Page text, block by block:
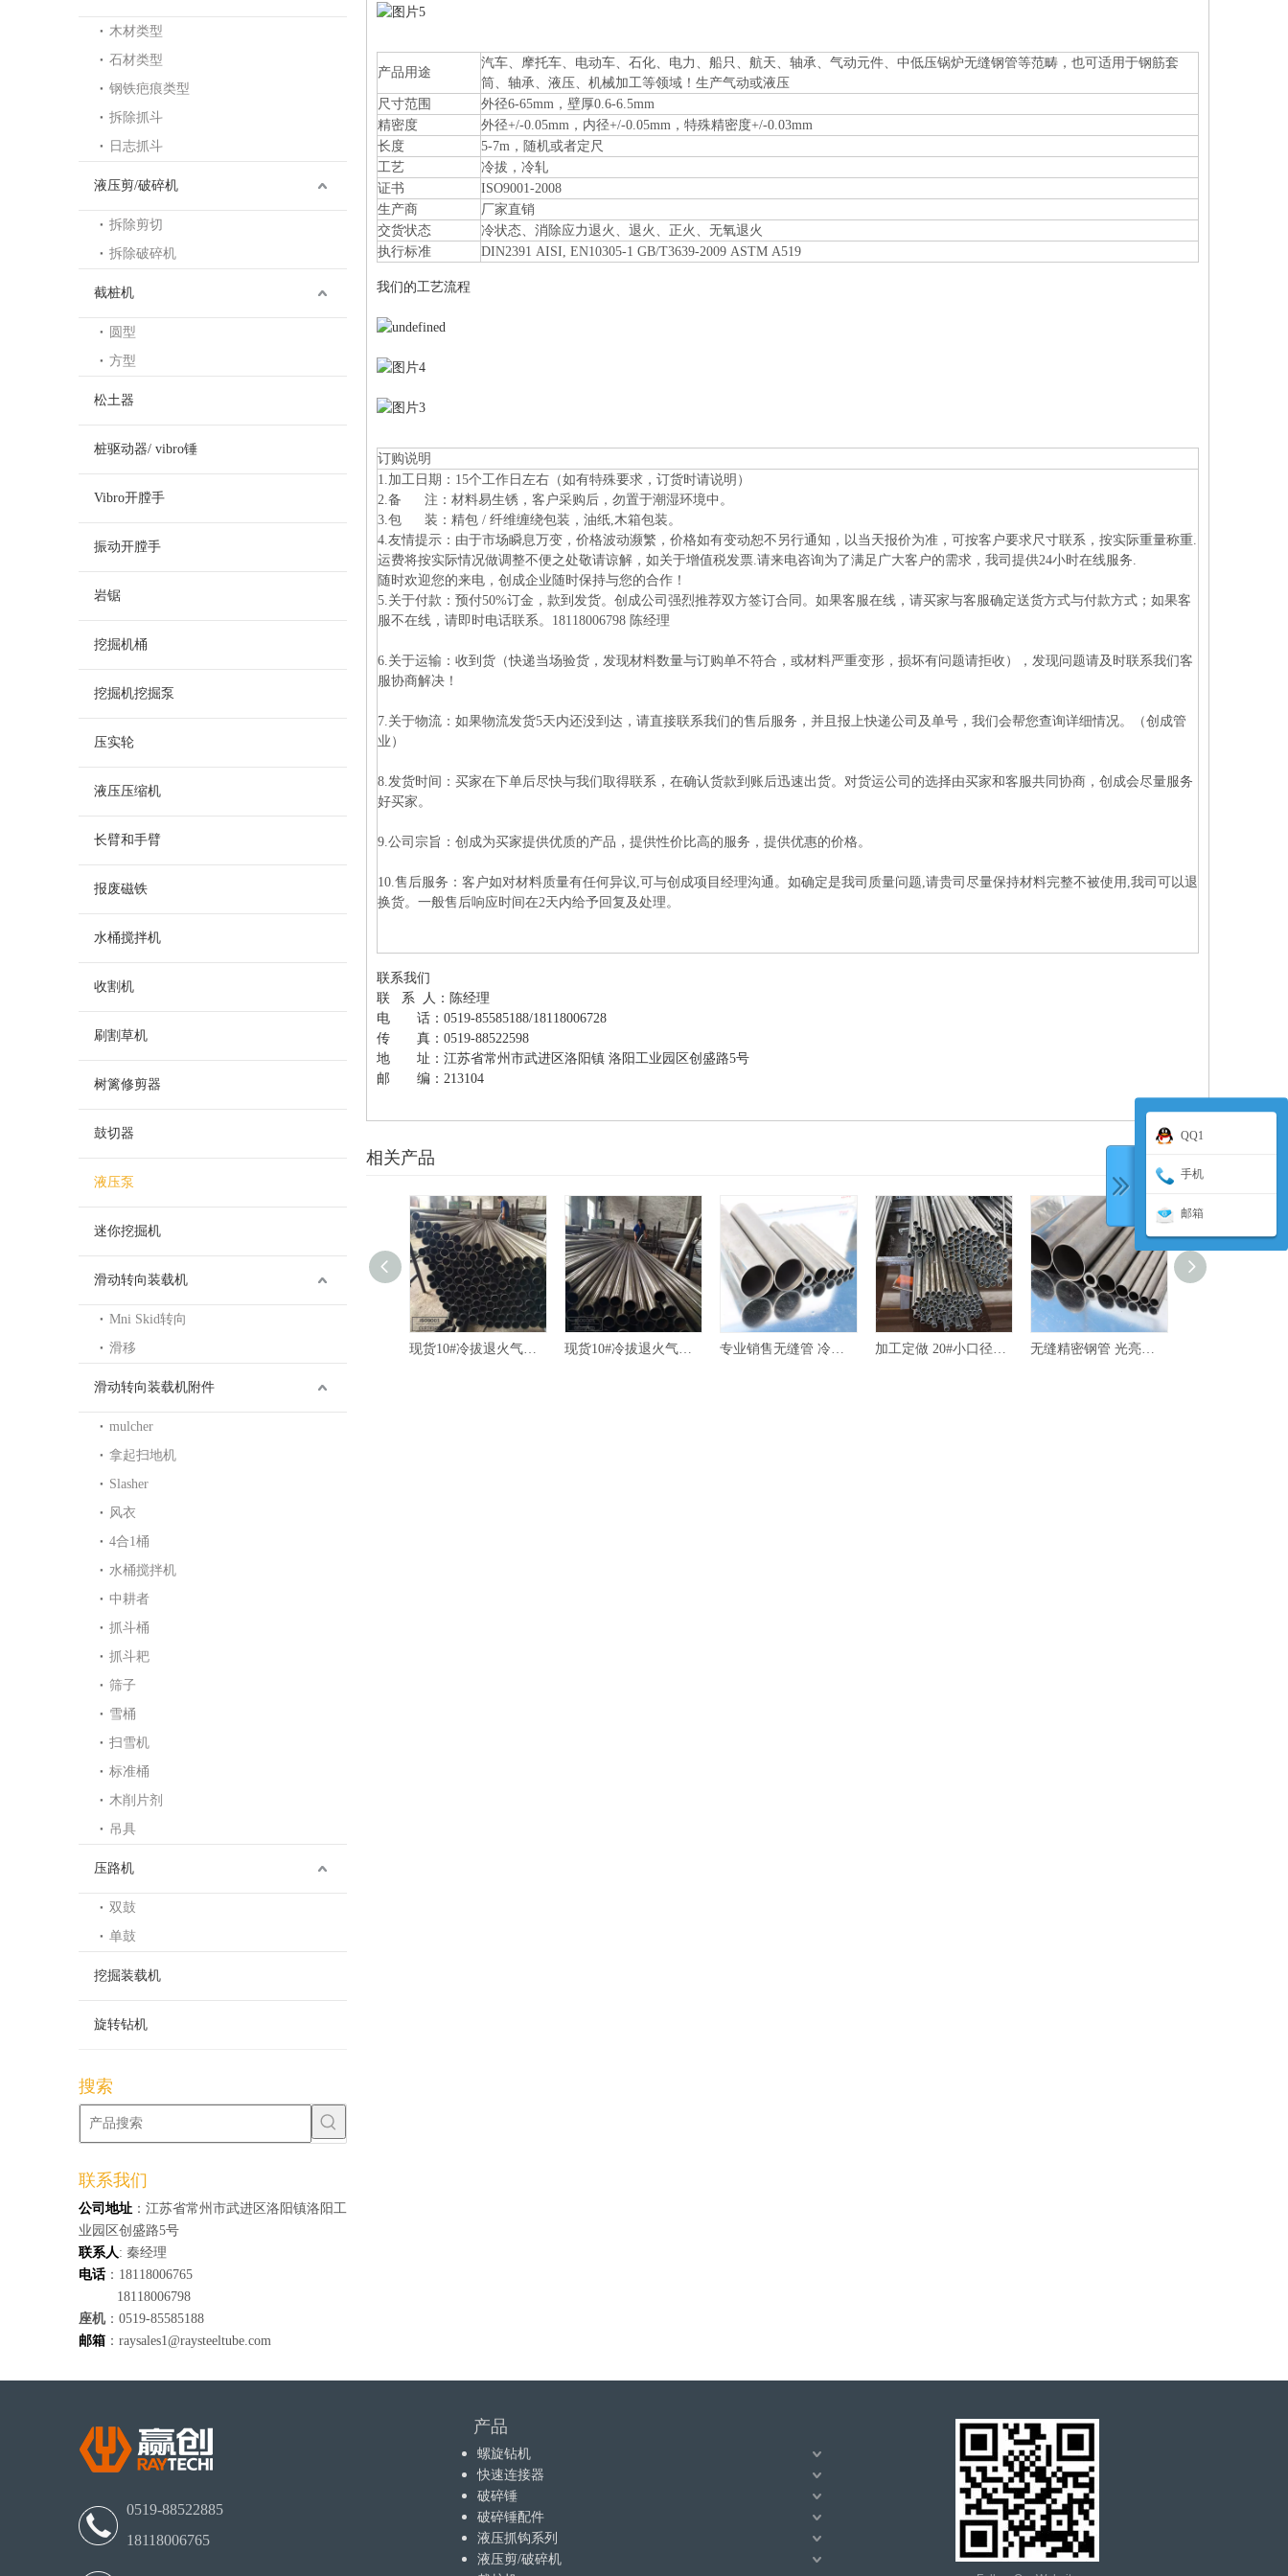
木材类型
石材类型
钢铁疤痕类型
拆除抓斗
日志抓斗
液压剪/破碎机
拆除剪切
拆除破碎机
截桩机
圆型
方型
松土器
桩驱动器/ vibro锤
Vibro开膛手
振动开膛手
岩锯
挖掘机桶
挖掘机挖掘泵
压实轮
液压压缩机
长臂和手臂
报废磁铁
水桶搅拌机
收割机
刷割草机
树篱修剪器
鼓切器
液压泵
迷你挖掘机
滑动转向装载机
Mni Skid转向
滑移
滑动转向装载机附件
mulcher
拿起扫地机
Slasher
风衣
4合1桶
水桶搅拌机
中耕者
抓斗桶
抓斗耙
筛子
雪桶
扫雪机
标准桶
木削片剂
吊具
压路机
双鼓
单鼓
挖掘装载机
旋转钻机
搜索
联系我们
公司地址 ：江苏省常州市武进区洛阳镇洛阳工
业园区创盛路5号
联系人: 秦经理
电话：18118006765
18118006798
座机：0519-85585188
邮箱 ：raysales1@raysteeltube.com
产品用途
汽车、摩托车、电动车、石化、电力、船只、航天、轴承、气动元件、中低压锅炉无缝钢管等范畴，也可适用于钢筋套
筒、轴承、液压、机械加工等领域！生产气动或液压
尺寸范围
外径6-65mm，壁厚0.6-6.5mm
精密度
外径+/-0.05mm，内径+/-0.05mm，特殊精密度+/-0.03mm
长度
5-7m，随机或者定尺
工艺
冷拔，冷轧
证书
ISO9001-2008
生产商
厂家直销
交货状态
冷状态、消除应力退火、退火、正火、无氧退火
执行标准
DIN2391 AISI, EN10305-1 GB/T3639-2009 ASTM A519
我们的工艺流程
订购说明
1.加工日期：15个工作日左右（如有特殊要求，订货时请说明）
2.备 注：材料易生锈，客户采购后，勿置于潮湿环境中。
3.包 装：精包 / 纤维缠绕包装，油纸,木箱包装。
4.友情提示：由于市场瞬息万变，价格波动濒繁，价格如有变动恕不另行通知，以当天报价为准，可按客户要求尺寸联系，按实际重量称重.
运费将按实际情况做调整不便之处敬请谅解，如关于增值税发票.请来电咨询为了满足广大客户的需求，我司提供24小时在线服务.
随时欢迎您的来电，创成企业随时保持与您的合作！
5.关于付款：预付50%订金，款到发货。创成公司强烈推荐双方签订合同。如果客服在线，请买家与客服确定送货方式与付款方式；如果客
服不在线，请即时电话联系。18118006798 陈经理
6.关于运输：收到货（快递当场验货，发现材料数量与订购单不符合，或材料严重变形，损坏有问题请拒收），发现问题请及时联系我们客
服协商解决！
7.关于物流：如果物流发货5天内还没到达，请直接联系我们的售后服务，并且报上快递公司及单号，我们会帮您查询详细情况。（创成管
业）
8.发货时间：买家在下单后尽快与我们取得联系，在确认货款到账后迅速出货。对货运公司的选择由买家和客服共同协商，创成会尽量服务
好买家。
9.公司宗旨：创成为买家提供优质的产品，提供性价比高的服务，提供优惠的价格。
10.售后服务：客户如对材料质量有任何异议,可与创成项目经理沟通。如确定是我司质量问题,请贵司尽量保持材料完整不被使用,我司可以退
换货。一般售后响应时间在2天内给予回复及处理。
联系我们
联 系 人：陈经理
电 话：0519-85585188/18118006728
传 真：0519-88522598
地 址：江苏省常州市武进区洛阳镇 洛阳工业园区创盛路5号
邮 编：213104
相关产品
现货10#冷拔退火气压棒精密无缝管 现货10#冷拔退火气压棒无缝管 专业销售无缝管 冷轧合金钢管 规格齐全 品质保证 加工定做 20#小口径精密无缝钢管 20#无缝钢管 质量保证 无缝精密钢管 光亮精密20# 45#无缝钢管 小口径精密钢管
0519-88522885
18118006765
产品
螺旋钻机
快速连接器
破碎锤
破碎锤配件
液压抓钩系列
液压剪/破碎机
QQ1
手机
邮箱